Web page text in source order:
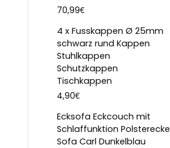
70,99€
4 x Fusskappen Ø 25mm
schwarz rund Kappen
Stuhlkappen
Schutzkappen
Tischkappen
4,90€
Ecksofa Eckcouch mit
Schlaffunktion Polsterecke
Sofa Carl Dunkelblau